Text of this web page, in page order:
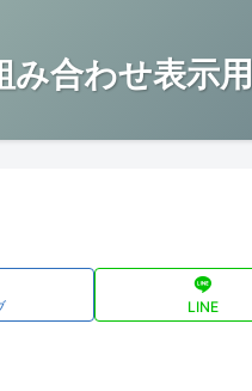
合わせ表示
LINE